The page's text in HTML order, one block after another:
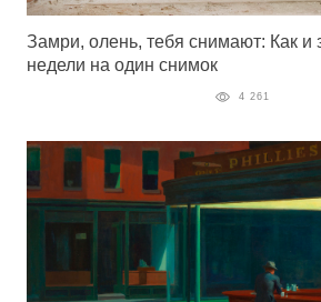
Замри, олень, тебя снимают: Как и
недели на один снимок
4 261